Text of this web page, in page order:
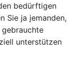
bedürftigen
Sie ja jemanden,
unterstützen